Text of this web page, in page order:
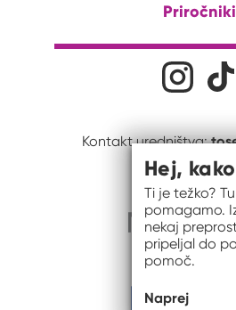
Priročniki
Družabna omrežja
Na
Kontakt uredništva:
Hej,
Ti je težko?
pomagamo.
nekaj
pripeljal do
pomoč.
Naprej